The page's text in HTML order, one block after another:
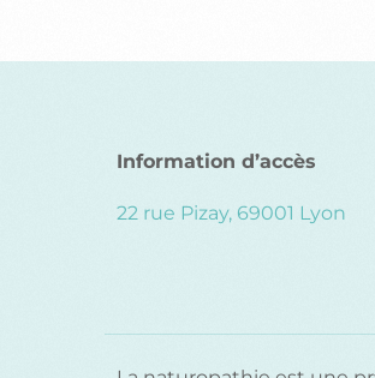
Information d’accès
22 rue Pizay, 69001 Lyon